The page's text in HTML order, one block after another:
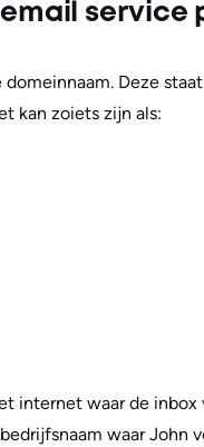
service
Deze
kan zoiets zijn als:
internet waar de
waar John